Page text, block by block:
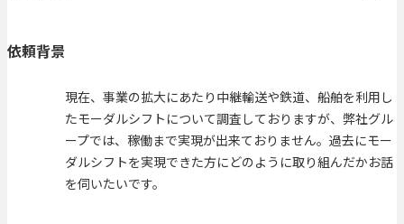
依頼背景
現在、事業の拡大にあたり中継輸送や鉄道、船舶を利用し
たモーダルシフトについて調査しておりますが、弊社グル
ープでは、稼働まで実現が出来ておりません。過去にモー
ダルシフトを実現できた方にどのように取り組んだかお話
を伺いたいです。